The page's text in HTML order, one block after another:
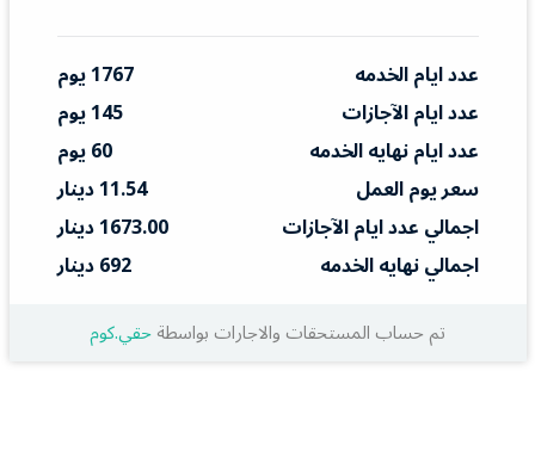
عدد ايام الخدمه
1767 يوم
عدد ايام الآجازات
145 يوم
عدد ايام نهايه الخدمه
60 يوم
سعر يوم العمل
11.54 دينار
اجمالي عدد ايام الآجازات
1673.00 دينار
اجمالي نهايه الخدمه
692 دينار
تم حساب المستحقات والاجارات بواسطةحقي.كوم